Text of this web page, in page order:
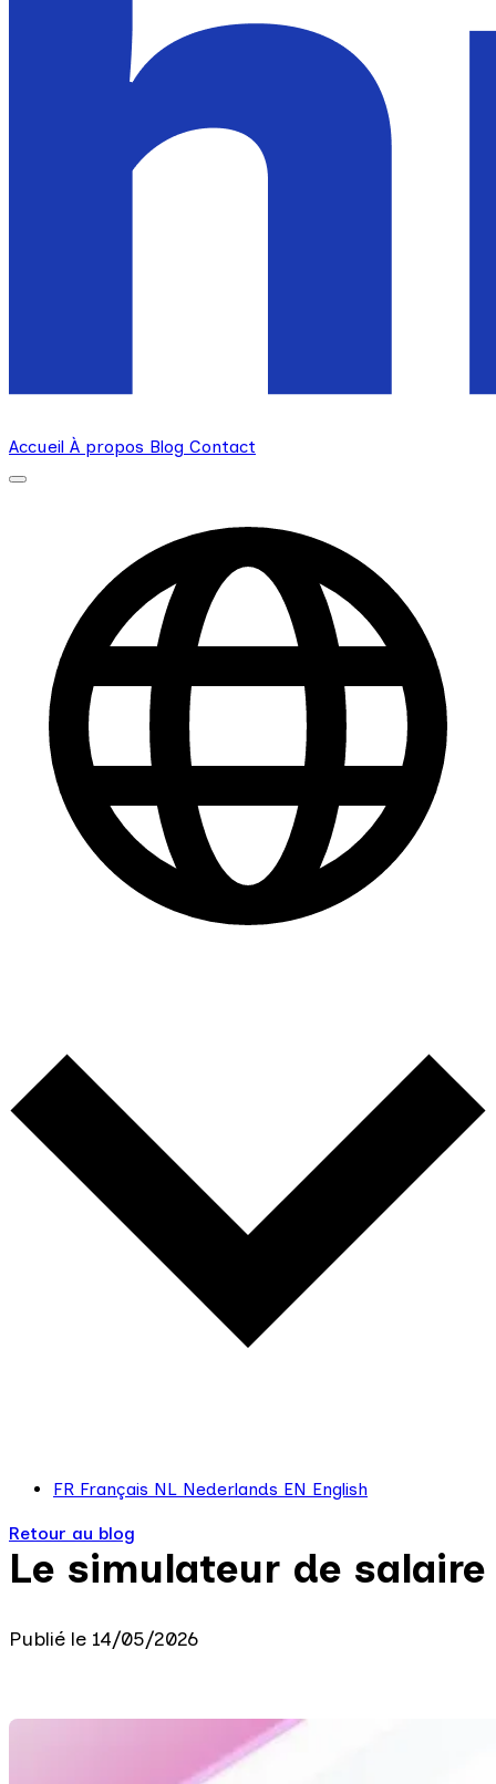
Accueil À propos Blog Contact
FR Français NL Nederlands EN English
Retour au blog
Le simulateur de salaire
Publié le 14/05/2026